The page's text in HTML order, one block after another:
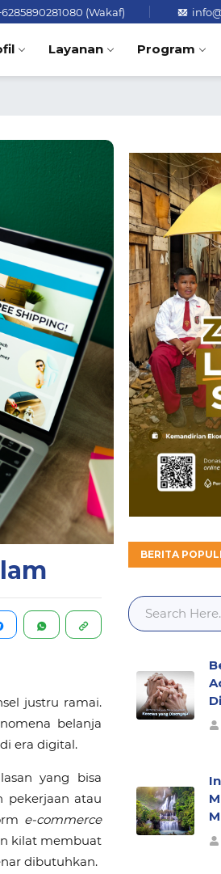
(Wakaf)
Layanan Program
justru ramai.
belanja
era digital.
yang bisa
pekerjaan atau
e-commerce
kilat membuat
dibutuhkan.
BERITA